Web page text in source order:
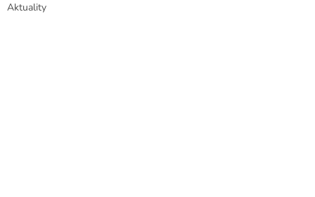
Aktuality